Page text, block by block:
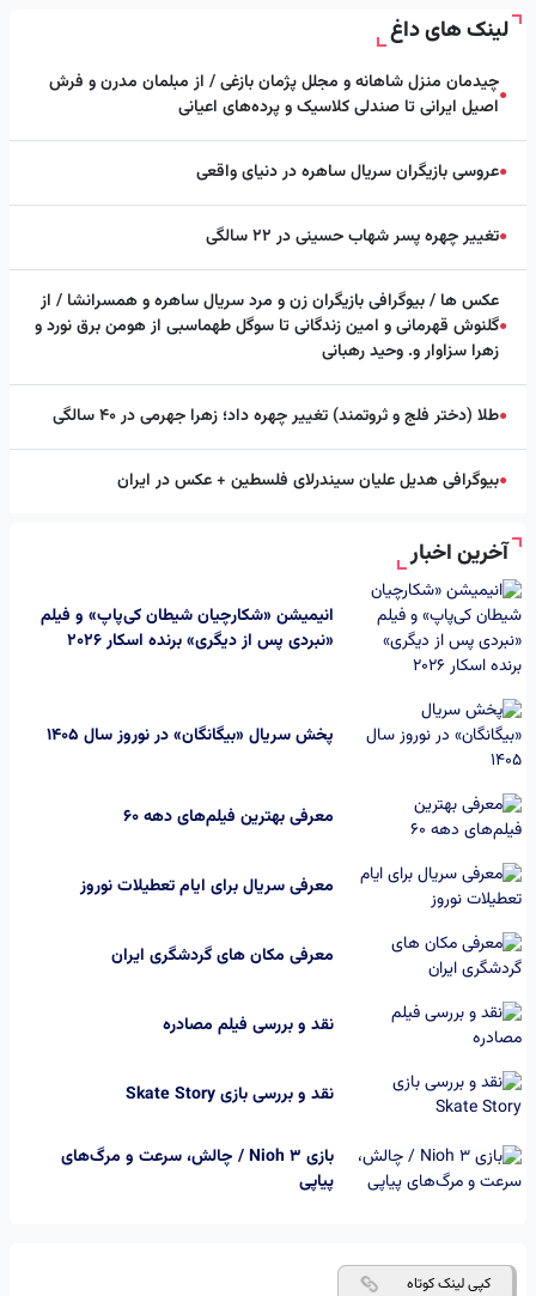
لینک های داغ
●چیدمان منزل شاهانه و مجلل پژمان بازغی / از مبلمان مدرن و فرش
اصیل ایرانی تا صندلی کلاسیک و پرده‌های اعیانی
●عروسی بازیگران سریال ساهره در دنیای واقعی
●تغییر چهره پسر شهاب حسینی در ۲۲ سالگی
●
عکس ها / بیوگرافی بازیگران زن و مرد سریال ساهره و همسرانشا / از
گلنوش قهرمانی و امین زندگانی تا سوگل طهماسبی از هومن برق نورد و
زهرا سزاوار و. وحید رهبانی
●طلا (دختر فلج و ثروتمند) تغییر چهره داد؛ زهرا جهرمی در ۴۰ سالگی
●بیوگرافی هدیل علیان سیندرلای فلسطین + عکس در ایران
آخرین اخبار
انیمیشن «شکارچیان شیطان کی‌پاپ» و فیلم
«نبردی پس از دیگری» برنده اسکار 2026
پخش سریال «بیگانگان» در نوروز سال ۱۴۰۵
معرفی بهترین فیلم‌های دهه ۶۰
معرفی سریال برای ایام تعطیلات نوروز
معرفی مکان های گردشگری ایران
نقد و بررسی فیلم مصادره
نقد و بررسی بازی Skate Story
بازی Nioh 3 / چالش، سرعت و مرگ‌های
پیاپی
کپی لینک کوتاه